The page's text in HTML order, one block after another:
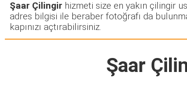
Şaar Çilingir hizmeti size en yakın çilingir
adres bilgisi ile beraber fotoğrafı da
kapınızı açtırabilirsiniz.
Şaar